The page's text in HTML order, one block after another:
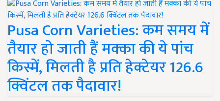
Pusa Corn Varieties: कम समय में
तैयार हो जाती हैं मक्का की ये पांच
किस्में, मिलती है प्रति हेक्टेयर 126.6
क्विंटल तक पैदावार!